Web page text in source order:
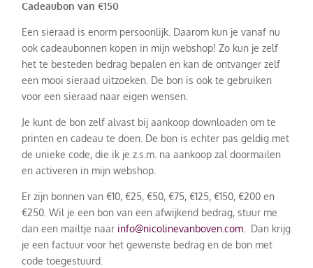
Cadeaubon van €150
Een sieraad is enorm persoonlijk. Daarom kun je vanaf nu
ook cadeaubonnen kopen in mijn webshop! Zo kun je zelf
het te besteden bedrag bepalen en kan de ontvanger zelf
een mooi sieraad uitzoeken. De bon is ook te gebruiken
voor een sieraad naar eigen wensen.
Je kunt de bon zelf alvast bij aankoop downloaden om te
printen en cadeau te doen. De bon is echter pas geldig met
de unieke code, die ik je z.s.m. na aankoop zal doormailen
en activeren in mijn webshop.
Er zijn bonnen van €10, €25, €50, €75, €125, €150, €200 en
€250. Wil je een bon van een afwijkend bedrag, stuur me
dan een mailtje naar info@nicolinevanboven.com. Dan krijg
je een factuur voor het gewenste bedrag en de bon met
code toegestuurd.